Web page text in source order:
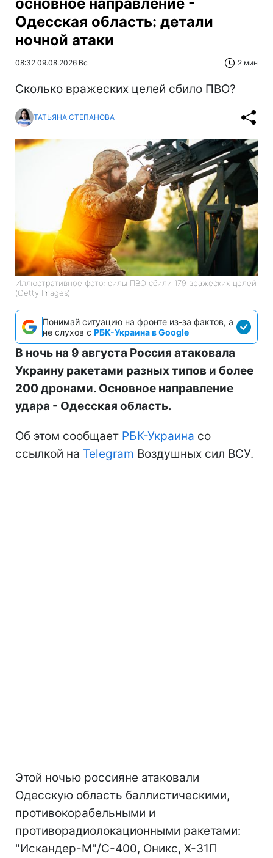
Одесская область: детали
ночной атаки
08:32 09.08.2026 Вс 2 мин
Сколько вражеских целей сбило ПВО?
ТАТЬЯНА СТЕПАНОВА
Иллюстративное фото: силы ПВО сбили 179 вражеских целей
(Getty Images)
Понимай ситуацию на фронте из-за фактов, а
не слухов с РБК-Украина в Google
В ночь на 9 августа Россия атаковала
Украину ракетами разных типов и более
200 дронами. Основное направление
удара - Одесская область.
Об этом сообщает РБК-Украина со
ссылкой на Telegram Воздушных сил ВСУ.
Этой ночью россияне атаковали
Одесскую область баллистическими,
противокорабельными и
противорадиолокационными ракетами:
"Искандер-М"/С-400, Оникс, Х-31П